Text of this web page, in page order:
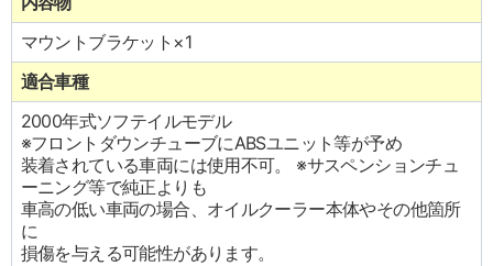
マウントブラケット×1
適合車種
2000年式ソフテイルモデル
※フロントダウンチューブにABSユニット等が予め
装着されている車両には使用不可。 ※サスペンションチュ
ーニング等で純正よりも
車高の低い車両の場合、オイルクーラー本体やその他箇所
に
損傷を与える可能性があります。